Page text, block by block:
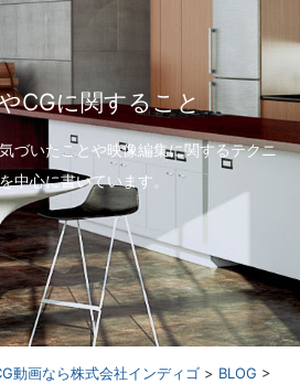
CGに関すること
づいたことや映像編集に関するテクニ
中心に書いています。
動画なら株式会社インディゴ > BLOG >